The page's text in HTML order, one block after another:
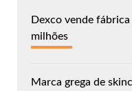
Dexco vende
milhões
Marca grega de